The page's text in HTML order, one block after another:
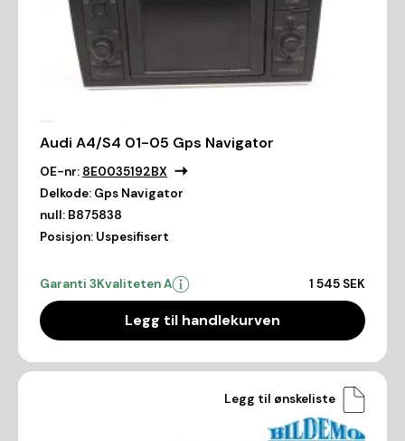
Audi A4/S4 01-05 Gps Navigator
OE-nr: 8E0035192BX
Delkode: Gps Navigator
null: B875838
Posisjon: Uspesifisert
Garanti 3Kvaliteten A 1 545 SEK
Legg til handlekurven
Legg til ønskeliste